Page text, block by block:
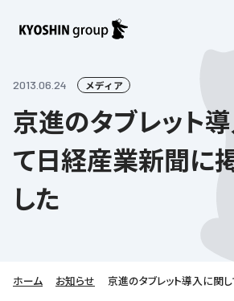
会社案内
会社案内
企業理念
事業一覧
学習塾
学習塾について
京進グループについて
お客さま満足度向上の取り組み
株主・投資家向け情報
採用情報
2013.06.24 メディア
京進のタブレット
て日経産業新聞に
した
ホーム お知らせ 京進のタブレット導入に関